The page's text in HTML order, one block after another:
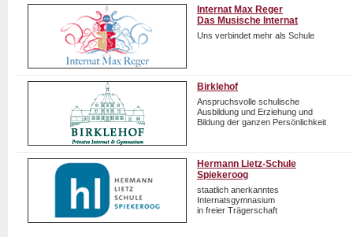
Internat Max Reger
Das Musische Internat
Uns verbindet mehr als Schule
Birklehof
Anspruchsvolle schulische
Ausbildung und Erziehung und
Bildung der ganzen Persönlichkeit
Hermann Lietz-Schule
Spiekeroog
staatlich anerkanntes
Internatsgymnasium
in freier Trägerschaft